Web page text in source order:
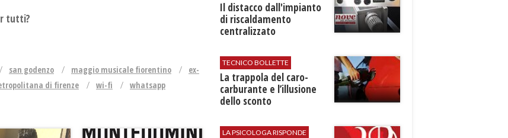
tutti?
san godenzo maggio musicale fiorentino
ex-
di firenze wi-fi whatsapp
Il distacco dall'impianto
di riscaldamento
centralizzato
TECNICO BOLLETTE
​La trappola del caro-
carburante e l’illusione
dello sconto
LA PSICOLOGA RISPONDE